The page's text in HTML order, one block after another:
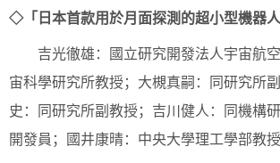
◇「日本首款用於月面探測的超小型機器人
吉光徹雄：國立研究開發法人宇宙航
宙科學研究所教授；大槻真嗣：同研究所
史：同研究所副教授；吉川健人：同機構
開發員；國井康晴：中央大學理工學部教授